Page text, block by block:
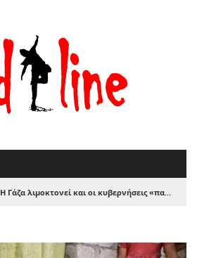
Η Γάζα λιμοκτονεί και οι κυβερνήσεις «παρλάρουν ανθρωπισμούς»